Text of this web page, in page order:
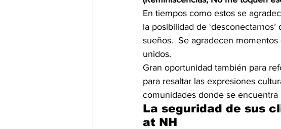
En tiempos como estos se
la posibilidad de
sueños.  Se agradecen
unidos.
Gran oportunidad también para
para resaltar las expresiones
comunidades donde se encuentra
La seguridad de sus
at NH